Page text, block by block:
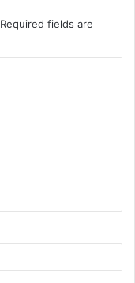
Required fields are